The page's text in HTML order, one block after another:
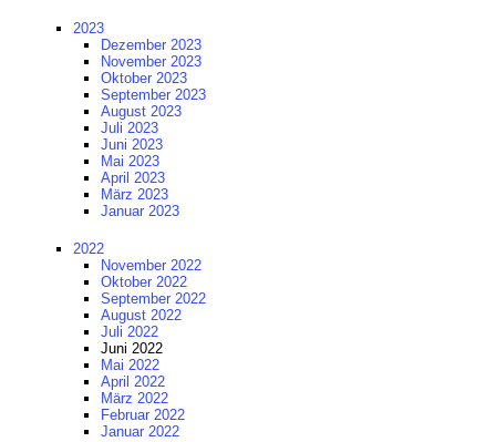
2023
Dezember 2023
November 2023
Oktober 2023
September 2023
August 2023
Juli 2023
Juni 2023
Mai 2023
April 2023
März 2023
Januar 2023
2022
November 2022
Oktober 2022
September 2022
August 2022
Juli 2022
Juni 2022
Mai 2022
April 2022
März 2022
Februar 2022
Januar 2022